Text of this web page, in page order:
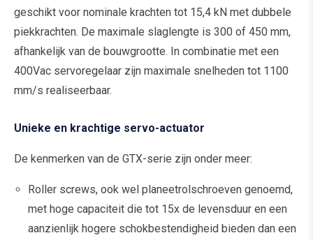
geschikt voor nominale krachten tot 15,4 kN met dubbele
piekkrachten. De maximale slaglengte is 300 of 450 mm,
afhankelijk van de bouwgrootte. In combinatie met een
400Vac servoregelaar zijn maximale snelheden tot 1100
mm/s realiseerbaar.
Unieke en krachtige servo-actuator
De kenmerken van de GTX-serie zijn onder meer:
Roller screws, ook wel planeetrolschroeven genoemd,
met hoge capaciteit die tot 15x de levensduur en een
aanzienlijk hogere schokbestendigheid bieden dan een